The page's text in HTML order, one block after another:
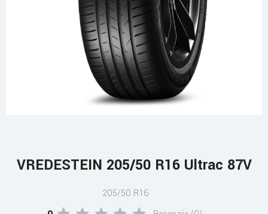
VREDESTEIN 205/50 R16 Ultrac 87V
205/50 R16